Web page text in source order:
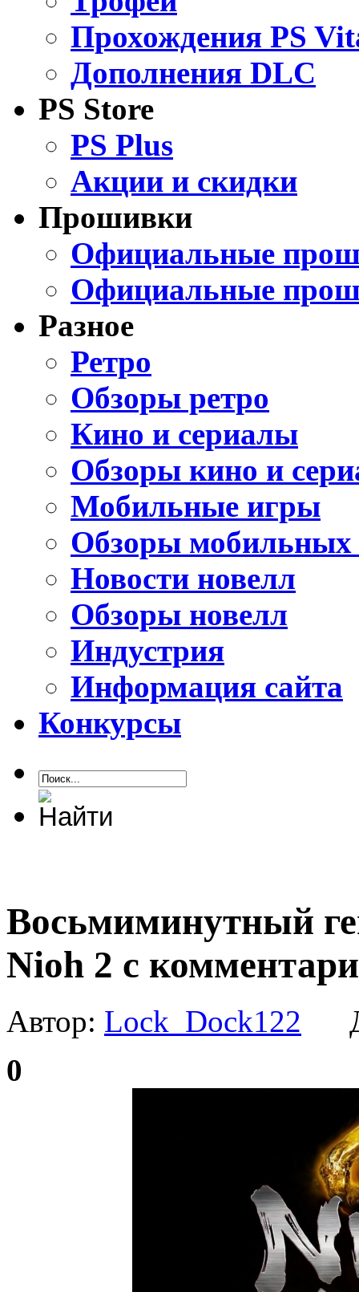
Прохождения PS
Дополнения DLC
PS Store
PS Plus
Акции и скидки
Прошивки
Официальные
Официальные
Разное
Ретро
Обзоры ретро
Кино и сериалы
Обзоры кино и
Мобильные игры
Обзоры мобильных
Новости новелл
Обзоры новелл
Индустрия
Информация сайта
Конкурсы
Восьмиминутный
Nioh 2 с
Автор: Lock_Dock122
0